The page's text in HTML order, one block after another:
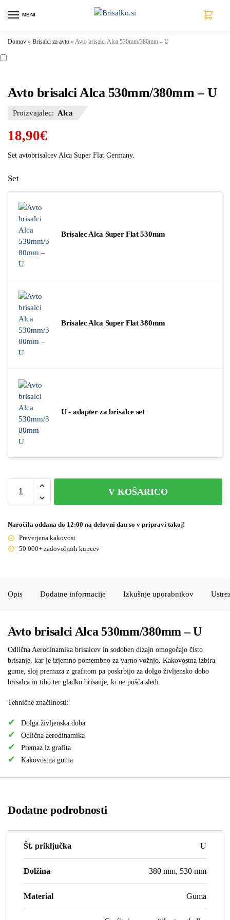
MENI
Domov » Brisalci za avto »Avto brisalci Alca 530mm/380mm – U
Avto brisalci Alca 530mm/380mm – U
Proizvajalec: Alca
18,90€
Set avtobrisalcev Alca Super Flat Germany.
Set
Brisalec Alca Super Flat 530mm
Brisalec Alca Super Flat 380mm
U - adapter za brisalce set
V KOŠARICO
Naročila oddana do 12:00 na delovni dan so v pripravi takoj!
Preverjena kakovost
50.000+ zadovoljnih kupcev
Opis Dodatne informacije Izkušnje uporabnikov
Avto brisalci Alca 530mm/380mm – U
Odlična Aerodinamika brisalcev in sodoben dizajn omogočajo čisto
brisanje, kar je izjemno pomembno za varno vožnjo. Kakovostna izbira
gume, sloj premaza z grafitom pa poskrbijo za dolgo življensko dobo
brisalca in tiho ter gladko brisanje, ki ne pušča sledi.
Tehnične značilnosti:
Dolga življenska doba
Odlična aerodinamika
Premaz iz grafita
Kakovostna guma
Dodatne podrobnosti
Št. priključka U
Dolžina 380 mm, 530 mm
Material Guma